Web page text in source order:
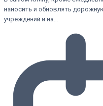
наносить и обновлять
учреждений и на…